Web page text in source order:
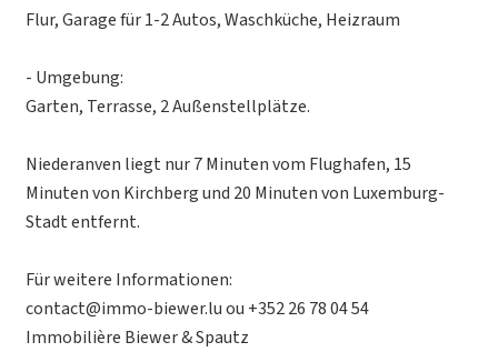
Flur, Garage für 1-2 Autos, Waschküche, Heizraum
- Umgebung:
Garten, Terrasse, 2 Außenstellplätze.
Niederanven liegt nur 7 Minuten vom Flughafen, 15
Minuten von Kirchberg und 20 Minuten von Luxemburg-
Stadt entfernt.
Für weitere Informationen:
contact@immo-biewer.lu ou +352 26 78 04 54
Immobilière Biewer & Spautz